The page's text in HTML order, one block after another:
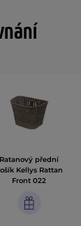
Ratanový přední
Kellys Rattan
Front 022